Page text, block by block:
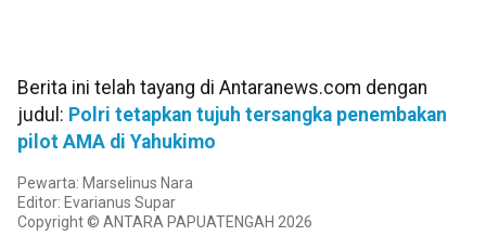
Berita ini telah tayang di Antaranews.com dengan
judul: Polri tetapkan tujuh tersangka penembakan
pilot AMA di Yahukimo
Pewarta: Marselinus Nara
Editor: Evarianus Supar
Copyright © ANTARA PAPUATENGAH 2026